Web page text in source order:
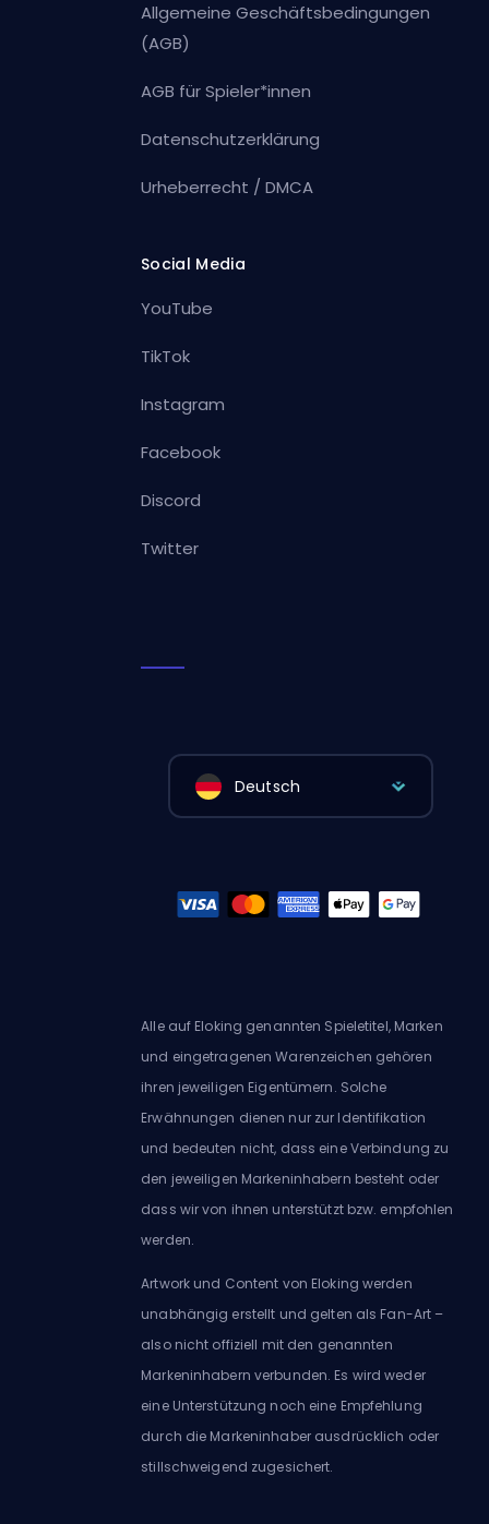
Allgemeine Geschäftsbedingungen
(AGB)
AGB für Spieler*innen
Datenschutzerklärung
Urheberrecht / DMCA
Social Media
YouTube
TikTok
Instagram
Facebook
Discord
Twitter
Deutsch
Alle auf Eloking genannten Spieletitel, Marken
und eingetragenen Warenzeichen gehören
ihren jeweiligen Eigentümern. Solche
Erwähnungen dienen nur zur Identifikation
und bedeuten nicht, dass eine Verbindung zu
den jeweiligen Markeninhabern besteht oder
dass wir von ihnen unterstützt bzw. empfohlen
werden.
Artwork und Content von Eloking werden
unabhängig erstellt und gelten als Fan-Art –
also nicht offiziell mit den genannten
Markeninhabern verbunden. Es wird weder
eine Unterstützung noch eine Empfehlung
durch die Markeninhaber ausdrücklich oder
stillschweigend zugesichert.